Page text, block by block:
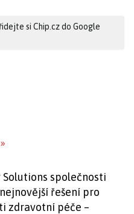
si Chip.cz do Google
»
společnosti
řešení pro
zdravotní péče –